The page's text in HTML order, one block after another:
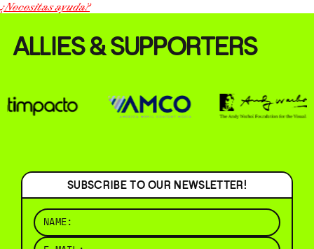
¿Necesitas ayuda?
ALLIES & SUPPORTERS
SUBSCRIBE TO OUR NEWSLETTER!